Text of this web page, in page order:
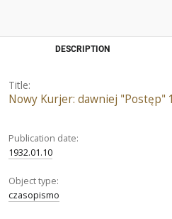
DESCRIPTION
Title:
Nowy Kurjer: dawniej "Postęp"
Publication date:
1932.01.10
Object type:
czasopismo